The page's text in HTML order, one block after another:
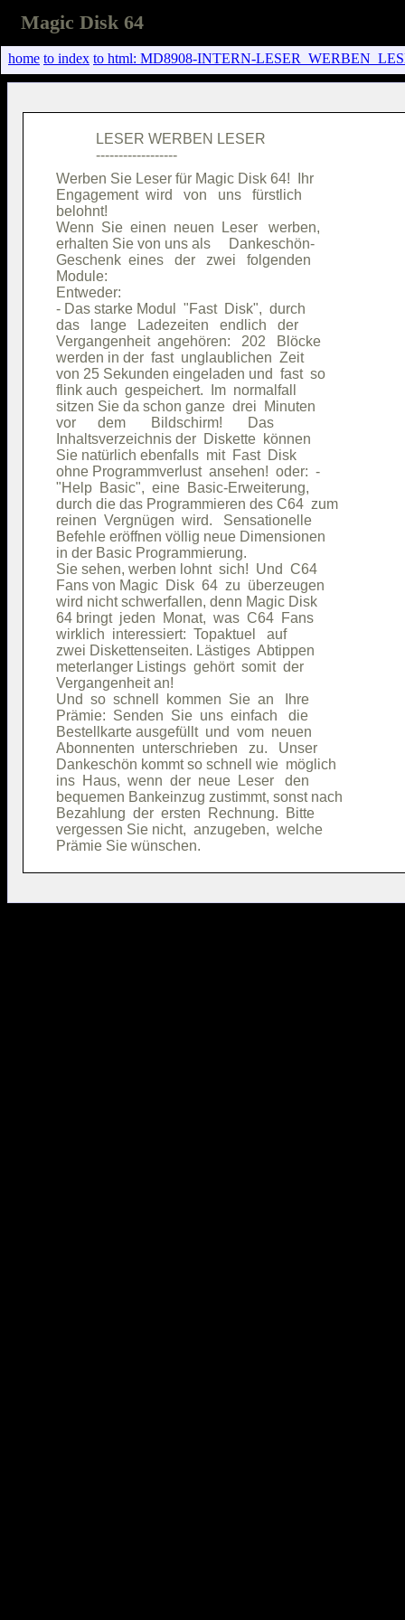
Magic Disk 64
home to index to html: MD8908-INTERN-
           LESER WERBEN LESER
Werben Sie Leser für Magic Disk 64!  Ihr
Engagement  wird   von   uns   fürstlich
belohnt!
Wenn  Sie  einen  neuen  Leser   werben,
erhalten Sie von uns als     Dankeschön-
Geschenk  eines   der   zwei   folgenden
Module:
Entweder:
- Das starke Modul  "Fast  Disk",  durch
das   lange   Ladezeiten   endlich   der
Vergangenheit  angehören:   202   Blöcke
werden in der  fast  unglaublichen  Zeit
von 25 Sekunden eingeladen und  fast  so
flink auch  gespeichert.  Im  normalfall
sitzen Sie da schon ganze  drei  Minuten
vor      dem       Bildschirm!       Das
Inhaltsverzeichnis der  Diskette  können
Sie natürlich ebenfalls  mit  Fast  Disk
ohne Programmverlust  ansehen!  oder:  -
"Help  Basic",  eine  Basic-Erweiterung,
durch die das Programmieren des C64  zum
reinen  Vergnügen  wird.   Sensationelle
Befehle eröffnen völlig neue Dimensionen
in der Basic Programmierung.
Sie sehen, werben lohnt  sich!  Und  C64
Fans von Magic  Disk  64  zu  überzeugen
wird nicht schwerfallen, denn Magic Disk
64 bringt  jeden  Monat,  was  C64  Fans
wirklich  interessiert:  Topaktuel   auf
zwei Diskettenseiten. Lästiges  Abtippen
meterlanger Listings  gehört  somit  der
Vergangenheit an!
Und  so  schnell  kommen  Sie  an   Ihre
Prämie:  Senden  Sie  uns  einfach   die
Bestellkarte ausgefüllt  und  vom  neuen
Abonnenten  unterschrieben   zu.   Unser
Dankeschön kommt so schnell wie  möglich
ins  Haus,  wenn  der  neue  Leser   den
bequemen Bankeinzug zustimmt, sonst nach
Bezahlung  der  ersten  Rechnung.  Bitte
vergessen Sie nicht,  anzugeben,  welche